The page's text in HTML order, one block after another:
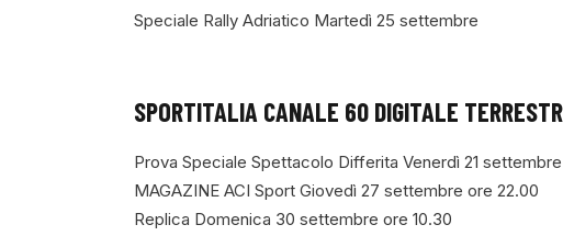
Speciale Rally Adriatico Martedì 25 settembre
SPORTITALIA CANALE 60 DIGITALE
Prova Speciale Spettacolo Differita Venerdì 21
MAGAZINE ACI Sport Giovedì 27 settembre ore 22.00
Replica Domenica 30 settembre ore 10.30